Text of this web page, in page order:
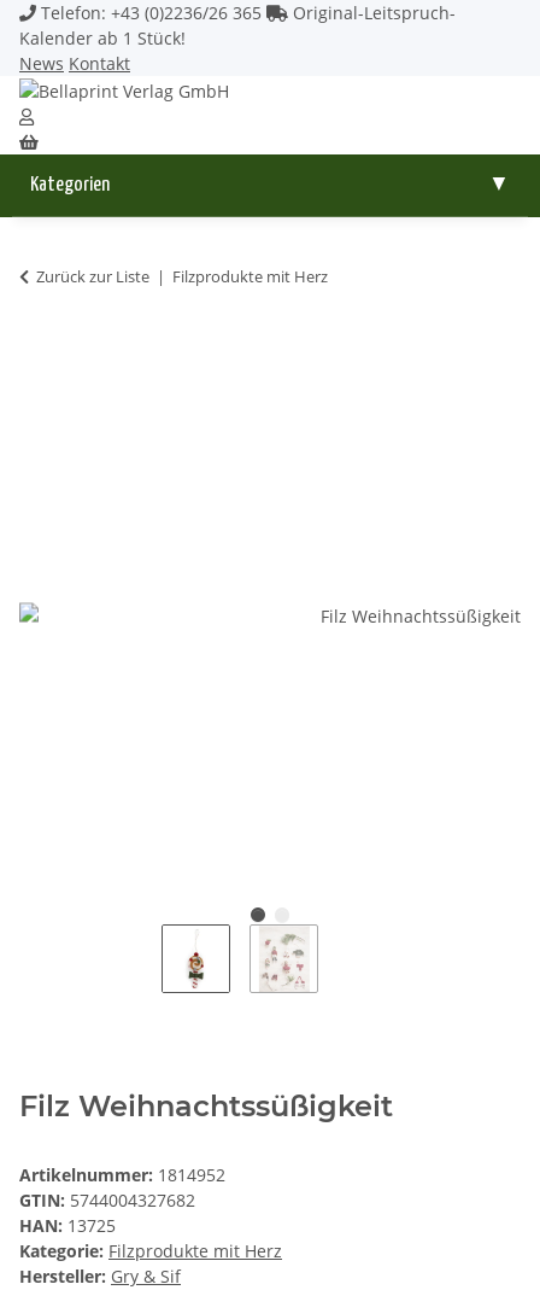
Telefon: +43 (0)2236/26 365
Original-Leitspruch-
Kalender ab 1 Stück!
News Kontakt
Kategorien ▼
Zurück zur Liste Filzprodukte mit Herz
Filz Weihnachtssüßigkeit
Artikelnummer: 1814952
GTIN: 5744004327682
HAN: 13725
Kategorie: Filzprodukte mit Herz
Hersteller: Gry & Sif